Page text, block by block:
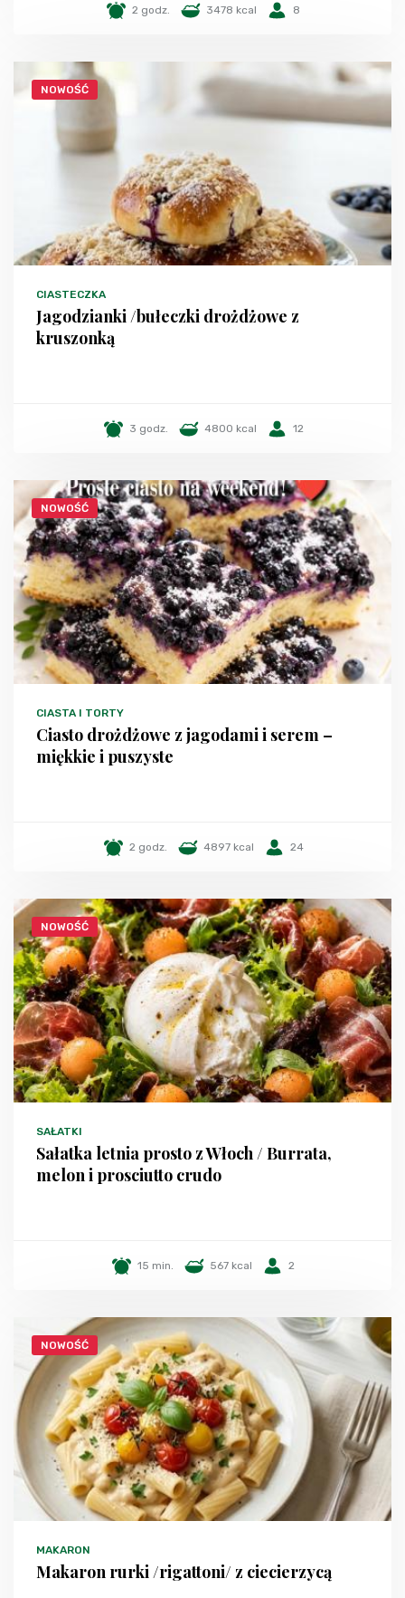
2 godz. 3478 kcal 8
NOWOŚĆ
CIASTECZKA
Jagodzianki /bułeczki drożdżowe z
kruszonką
3 godz. 4800 kcal 12
NOWOŚĆ
CIASTA I TORTY
Ciasto drożdżowe z jagodami i serem –
miękkie i puszyste
2 godz. 4897 kcal 24
NOWOŚĆ
SAŁATKI
Sałatka letnia prosto z Włoch / Burrata,
melon i prosciutto crudo
15 min. 567 kcal 2
NOWOŚĆ
MAKARON
Makaron rurki /rigattoni/ z ciecierzycą